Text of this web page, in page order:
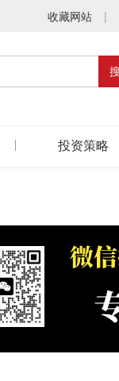
收藏网站 |
投资策略